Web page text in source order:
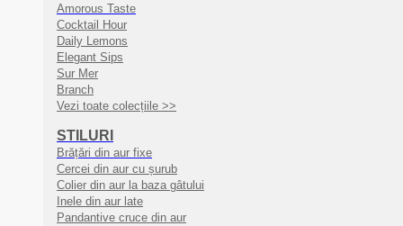
Amorous Taste
Cocktail Hour
Daily Lemons
Elegant Sips
Sur Mer
Branch
Vezi toate colecțiile >>
STILURI
Brățări din aur fixe
Cercei din aur cu șurub
Colier din aur la baza gâtului
Inele din aur late
Pandantive cruce din aur